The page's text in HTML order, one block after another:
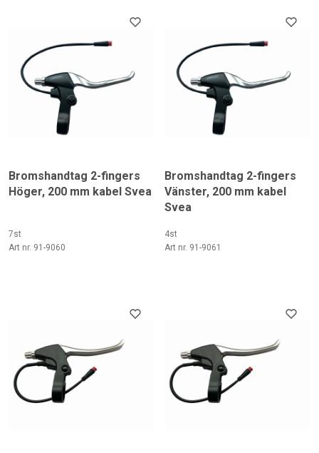
Bromshandtag 2-fingers
Höger, 200 mm kabel Svea
7st
Art nr. 91-9060
Bromshandtag 2-fingers
Vänster, 200 mm kabel
Svea
4st
Art nr. 91-9061